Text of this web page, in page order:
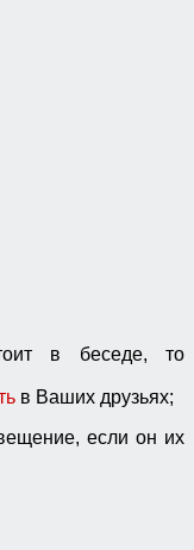
в беседе, то
в Ваших друзьях;
если он их